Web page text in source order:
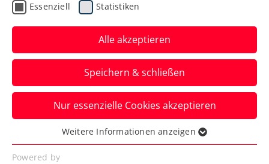
Danube Upper Austria
Open powered by SKE:
Oberleitner nimmt
Fognini raus
Vier von fünf weiter: Beim ATP-Challenger
in Mauthausen gibt es am Dienstag rot-
weiß-rote Festspiele.
Essenziell Statistiken
Alle akzeptieren
Speichern & schließen
Nur essenzielle Cookies akzeptieren
Essenziell
Essenzielle Cookies werden für grundlegende
Weitere Informationen anzeigen
Powered by